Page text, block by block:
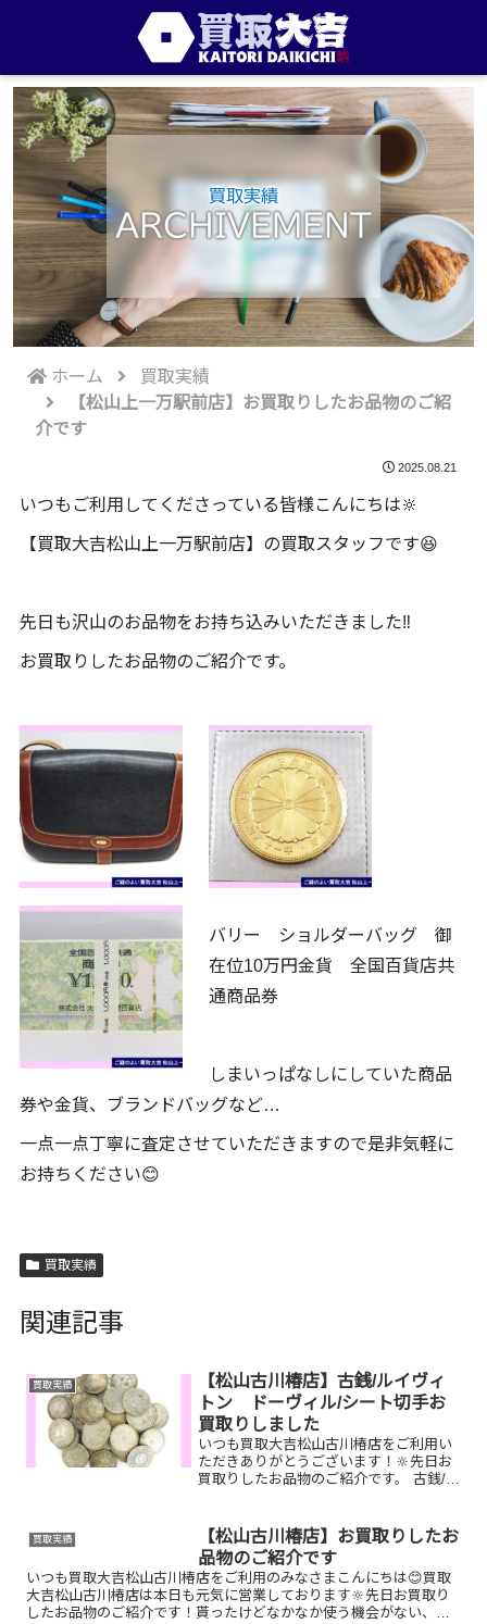
買取実績
ARCHIVEMENT
ホーム
買取実績
【松山上一万駅前店】お買取りしたお品物のご紹
介です
2025.08.21
いつもご利用してくださっている皆様こんにちは🔆
【買取大吉松山上一万駅前店】の買取スタッフです😆
先日も沢山のお品物をお持ち込みいただきました‼️
お買取りしたお品物のご紹介です。
バリー ショルダーバッグ 御
在位10万円金貨 全国百貨店共
通商品券
しまいっぱなしにしていた商品
券や金貨、ブランドバッグなど…
一点一点丁寧に査定させていただきますので是非気軽に
お持ちください😊
買取実績
関連記事
買取実績
【松山古川椿店】古銭/ルイヴィ
トン ドーヴィル/シート切手お
買取りしました
いつも買取大吉松山古川椿店をご利用い
ただきありがとうございます！🔆先日お
買取りしたお品物のご紹介です。 古銭/ル
ぜひ買取大吉松山古川椿店にお査定させ
てください！💫皆様...
買取実績
【松山古川椿店】お買取りしたお
品物のご紹介です
いつも買取大吉松山古川椿店をご利用のみなさまこんにちは😊買取
大吉松山古川椿店は本日も元気に営業しております🔆先日お買取り
したお品物のご紹介です！貰ったけどなかなか使う機会がない、そ